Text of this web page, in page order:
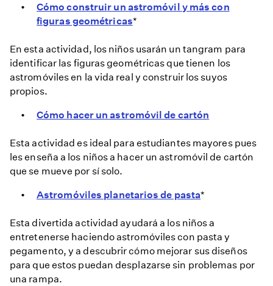
Cómo construir un astromóvil y más con
figuras geométricas*
En esta actividad, los niños usarán un tangram para
identificar las figuras geométricas que tienen los
astromóviles en la vida real y construir los suyos
propios.
Cómo hacer un astromóvil de cartón
Esta actividad es ideal para estudiantes mayores pues
les enseña a los niños a hacer un astromóvil de cartón
que se mueve por sí solo.
Astromóviles planetarios de pasta*
Esta divertida actividad ayudará a los niños a
entretenerse haciendo astromóviles con pasta y
pegamento, y a descubrir cómo mejorar sus diseños
para que estos puedan desplazarse sin problemas por
una rampa.